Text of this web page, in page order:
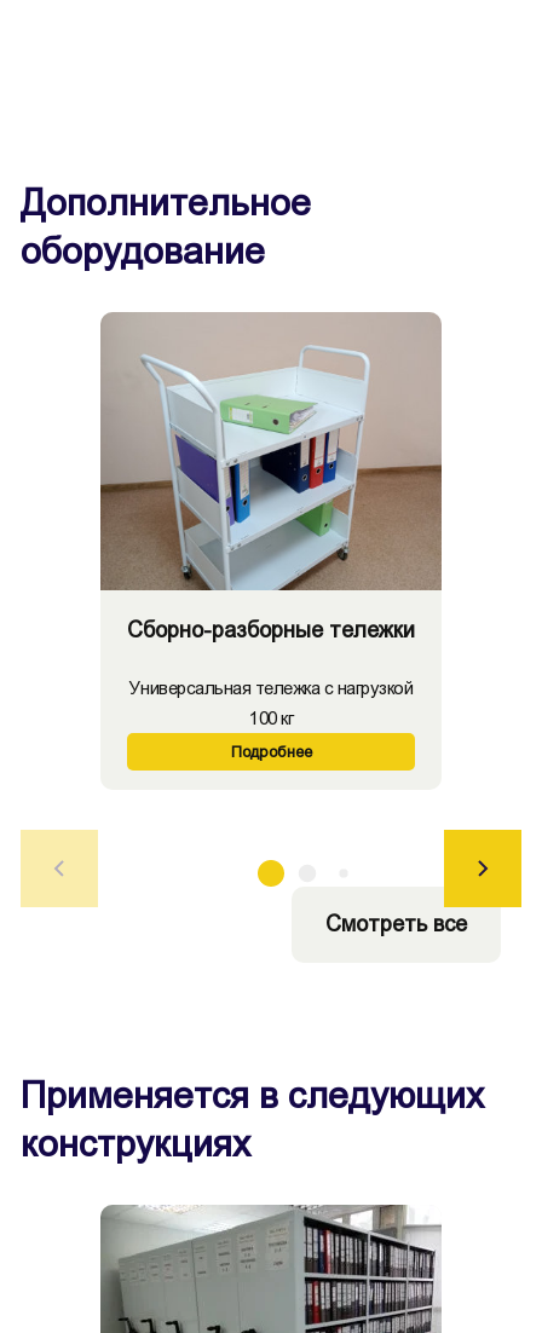
Дополнительное
оборудование
Сборно-разборные тележки
Универсальная тележка с нагрузкой
100 кг
Подробнее
Смотреть все
Применяется в следующих
конструкциях